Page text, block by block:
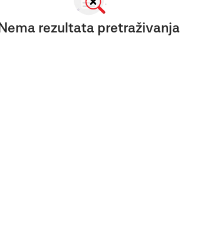
Nema rezultata pretraživanja